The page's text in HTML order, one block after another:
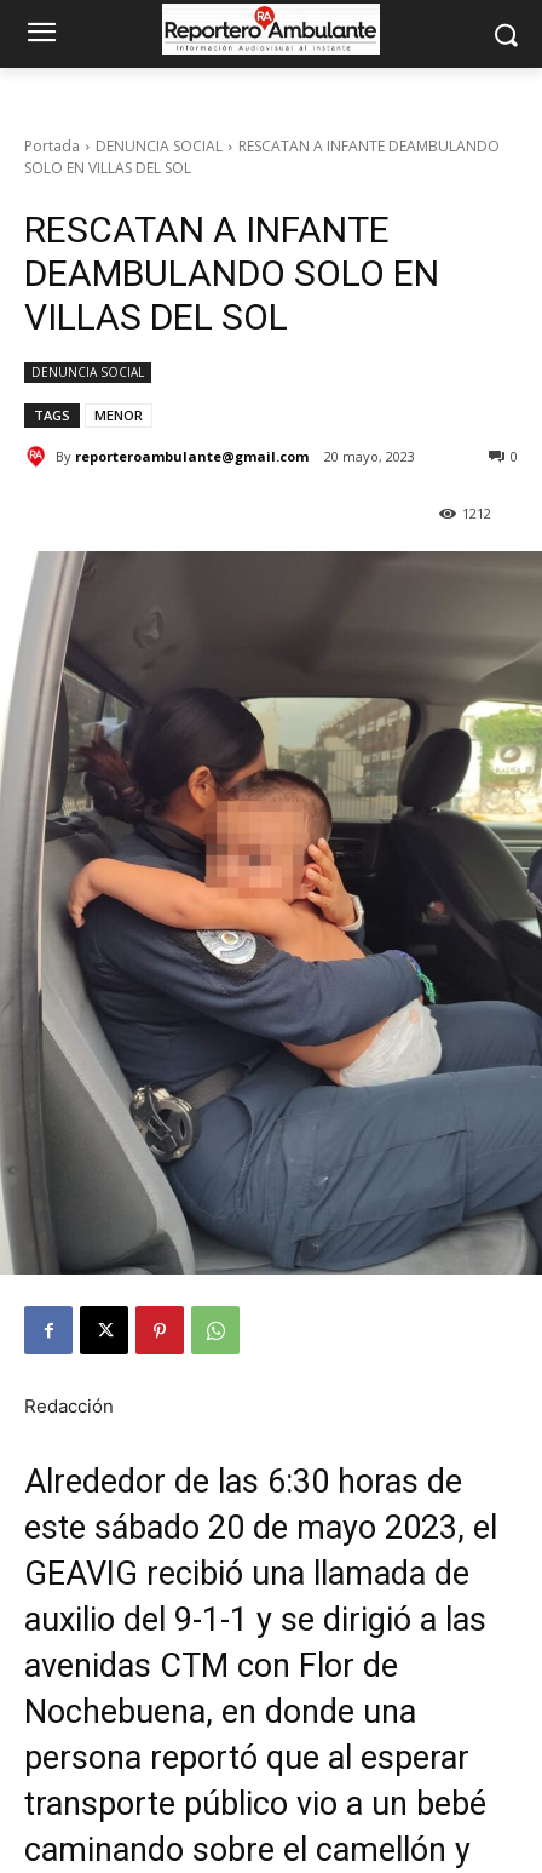
Portada DENUNCIA SOCIAL
RESCATAN A INFANTE DEAMBULANDO
SOLO EN VILLAS DEL SOL
RESCATAN A INFANTE
DEAMBULANDO SOLO EN
VILLAS DEL SOL
DENUNCIA SOCIAL
TAGS MENOR
By reporteroambulante@gmail.com 20 mayo, 2023 0
1212
Redacción
Alrededor de las 6:30 horas de
este sábado 20 de mayo 2023, el
GEAVIG recibió una llamada de
auxilio del 9-1-1 y se dirigió a las
avenidas CTM con Flor de
Nochebuena, en donde una
persona reportó que al esperar
transporte público vio a un bebé
caminando sobre el camellón y